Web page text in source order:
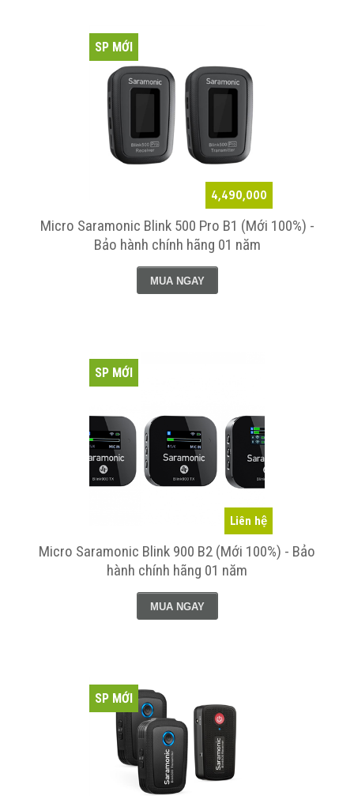
4,490,000
SP MỚI
Micro Saramonic Blink 500 Pro B1 (Mới 100%) -
Bảo hành chính hãng 01 năm
MUA NGAY
Liên hệ
SP MỚI
Micro Saramonic Blink 900 B2 (Mới 100%) - Bảo
hành chính hãng 01 năm
MUA NGAY
SP MỚI